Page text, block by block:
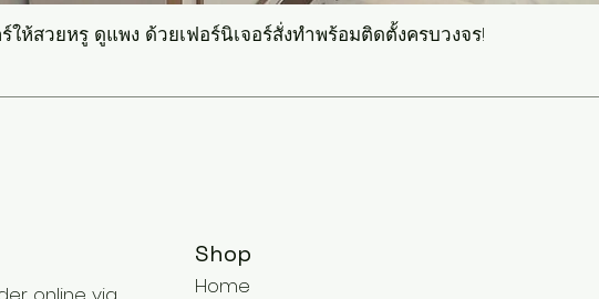
ให้สวยหรู ดูแพง ด้วยเฟอร์นิเจอร์สั่งทำพร้อมติดตั้งครบวงจร!
Shop
Home